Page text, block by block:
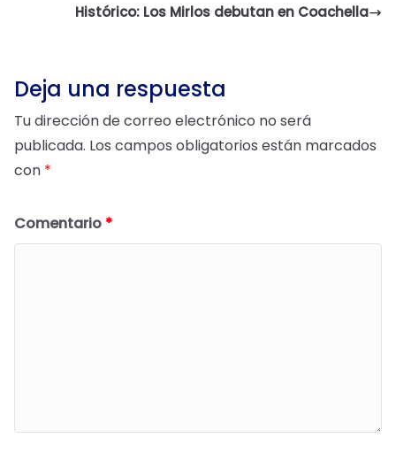
Histórico: Los Mirlos debutan en Coachella
Deja una respuesta
Tu dirección de correo electrónico no será
publicada. Los campos obligatorios están marcados
con *
Comentario *